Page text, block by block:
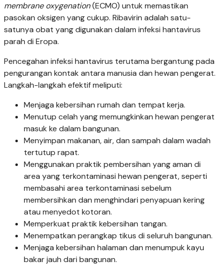
membrane oxygenation(ECMO) untuk memastikan
pasokan oksigen yang cukup. Ribavirin adalah satu-
satunya obat yang digunakan dalam infeksi hantavirus
parah di Eropa.
Pencegahan infeksi hantavirus terutama bergantung pada
pengurangan kontak antara manusia dan hewan pengerat.
Langkah-langkah efektif meliputi:
Menjaga kebersihan rumah dan tempat kerja.
Menutup celah yang memungkinkan hewan pengerat
masuk ke dalam bangunan.
Menyimpan makanan, air, dan sampah dalam wadah
tertutup rapat.
Menggunakan praktik pembersihan yang aman di
area yang terkontaminasi hewan pengerat, seperti
membasahi area terkontaminasi sebelum
membersihkan dan menghindari penyapuan kering
atau menyedot kotoran.
Memperkuat praktik kebersihan tangan.
Menempatkan perangkap tikus di seluruh bangunan.
Menjaga kebersihan halaman dan menumpuk kayu
bakar jauh dari bangunan.